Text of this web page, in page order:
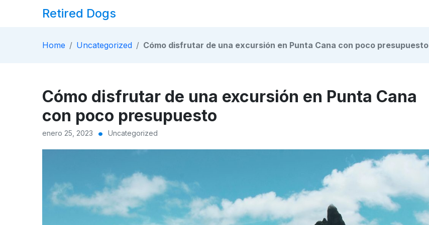
Retired Dogs
Home Uncategorized / Cómo disfrutar de una excursión en Punta Cana con poco presupuesto
Cómo disfrutar de una excursión en Punta Cana
con poco presupuesto
enero 25, 2023 • Uncategorized